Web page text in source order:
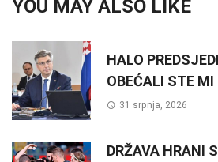
YOU MAY ALSO LIKE
HALO
OBEĆALI STE MI
31 srpnja, 2026
DRŽAVA HRANI